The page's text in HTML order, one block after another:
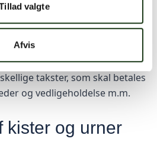
valgte
Afvis
hvis man har særlige
skal se ud.
som beslutter, hvilke
skal i øvrigt
takster, som skal betales
og vedligeholdelse m.m.
kister og urner